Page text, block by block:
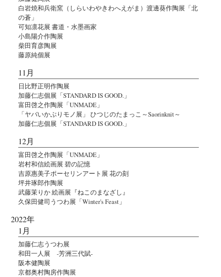
白岩焼和兵衛窯（しらいわやきわへえがま）渡邊葵作陶展「北
の蒼」
可知凛花展 書道・水墨画家
小島陽介作陶展
柴田育彦陶展
藤原純個展
11月
日比野正明作陶展
加藤仁志個展「STANDARD IS GOOD.」
富田啓之作陶展「UNMADE」
「ヤバいかぶりモノ展」 ひつじのたまっこ～Saorinknit～
加藤仁志個展「STANDARD IS GOOD.」
12月
富田啓之作陶展「UNMADE」
岩村和信絵画展 碧の記憶
吉原惠美子ポーセリンアート展 花の刻
坪井琢郎作陶展
武藤茉りか 絵画展『ねこのまなざし』
久保田健司うつわ展「Winter's Feast」
2022年
1月
加藤仁志うつわ展
和田一人展 -芳洲三代賦-
阪本健陶展
京都奥村陶房作陶展